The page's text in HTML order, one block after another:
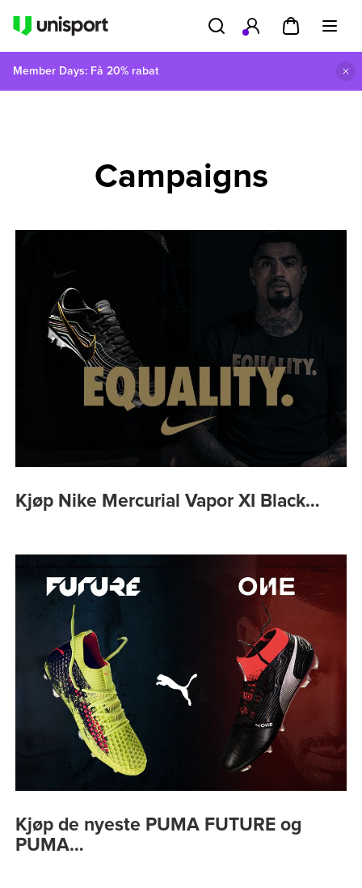
Member Days: Få 20% rabat
Campaigns
Kjøp Nike Mercurial Vapor XI Black…
Kjøp de nyeste PUMA FUTURE og
PUMA…